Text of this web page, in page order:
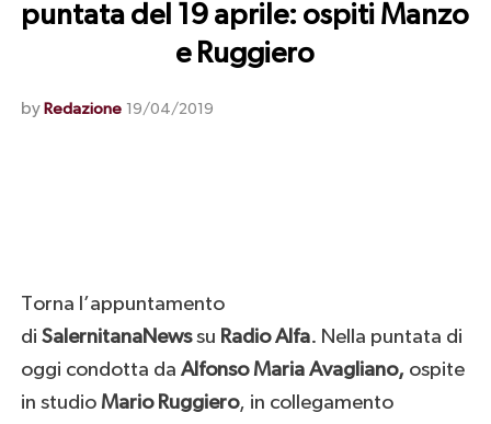
puntata del 19 aprile: ospiti Manzo
e Ruggiero
by Redazione 19/04/2019
Torna l’appuntamento
di SalernitanaNewssu Radio Alfa. Nella puntata di
oggi condotta da Alfonso Maria Avagliano, ospite
in studio Mario Ruggiero, in collegamento